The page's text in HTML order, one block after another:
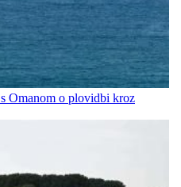
Omanom o plovidbi kroz